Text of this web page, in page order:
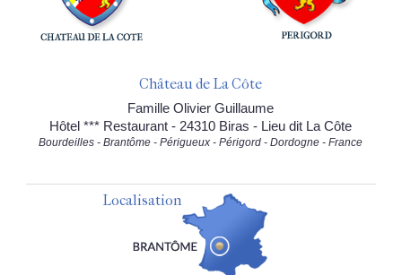
Château de La Côte
Famille Olivier Guillaume
Hôtel *** Restaurant - 24310 Biras - Lieu dit La Côte
Bourdeilles - Brantôme - Périgueux - Périgord - Dordogne - France
Localisation